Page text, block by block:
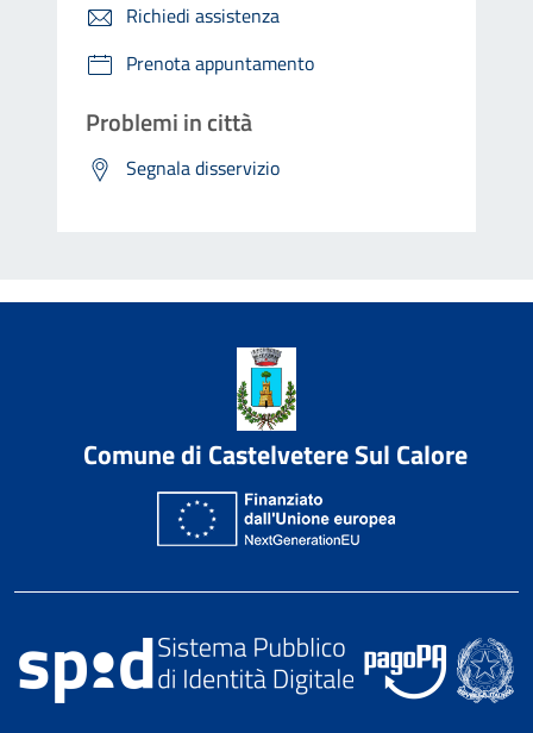
Richiedi assistenza
Prenota appuntamento
Problemi in città
Segnala disservizio
Comune di Castelvetere Sul Calore